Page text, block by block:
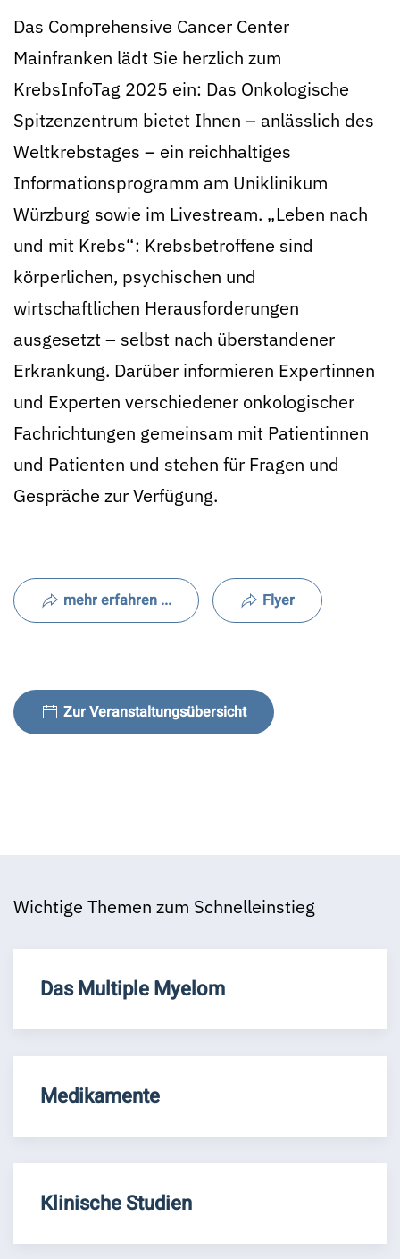
Das Comprehensive Cancer Center
Mainfranken lädt Sie herzlich zum
KrebsInfoTag 2025 ein: Das Onkologische
Spitzenzentrum bietet Ihnen – anlässlich des
Weltkrebstages – ein reichhaltiges
Informationsprogramm am Uniklinikum
Würzburg sowie im Livestream. „Leben nach
und mit Krebs“: Krebsbetroffene sind
körperlichen, psychischen und
wirtschaftlichen Herausforderungen
ausgesetzt – selbst nach überstandener
Erkrankung. Darüber informieren Expertinnen
und Experten verschiedener onkologischer
Fachrichtungen gemeinsam mit Patientinnen
und Patienten und stehen für Fragen und
Gespräche zur Verfügung.
mehr erfahren ... Flyer
Zur Veranstaltungsübersicht
Wichtige Themen zum Schnelleinstieg
Das Multiple Myelom
Medikamente
Klinische Studien